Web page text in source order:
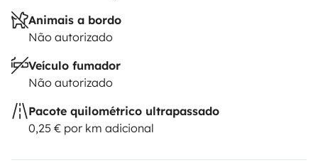
Animais a bordo
Não autorizado
Veículo fumador
Não autorizado
Pacote quilométrico ultrapassado
0,25 € por km adicional